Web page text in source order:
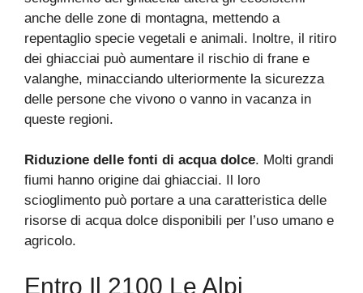
anche delle zone di montagna, mettendo a
repentaglio specie vegetali e animali. Inoltre, il ritiro
dei ghiacciai può aumentare il rischio di frane e
valanghe, minacciando ulteriormente la sicurezza
delle persone che vivono o vanno in vacanza in
queste regioni.
Riduzione delle fonti di acqua dolce. Molti grandi
fiumi hanno origine dai ghiacciai. Il loro
scioglimento può portare a una caratteristica delle
risorse di acqua dolce disponibili per l’uso umano e
agricolo.
Entro Il 2100 Le Alpi